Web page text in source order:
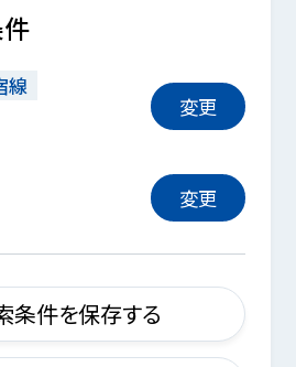
線
変更
変更
条件を保存する